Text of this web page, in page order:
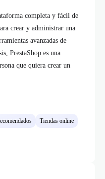
completa y fácil de
crear y administrar una
avanzadas de
PrestaShop es una
que quiera crear un
Tiendas online